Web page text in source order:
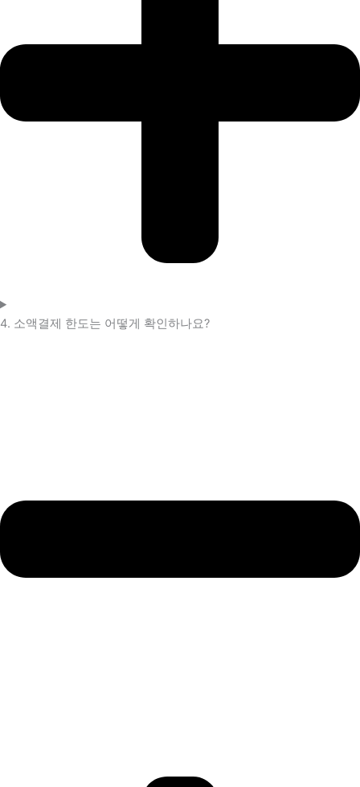
4. 소액결제 한도는 어떻게 확인하나요?